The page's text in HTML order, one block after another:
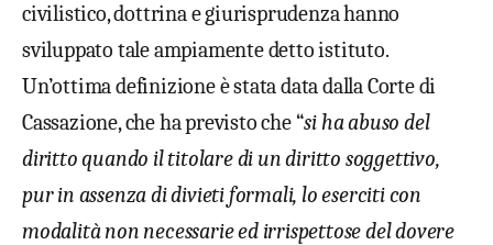
civilistico, dottrina e giurisprudenza hanno
sviluppato tale ampiamente detto istituto.
Un’ottima definizione è stata data dalla Corte di
Cassazione, che ha previsto che “si ha abuso del
diritto quando il titolare di un diritto soggettivo,
pur in assenza di divieti formali, lo eserciti con
modalità non necessarie ed irrispettose del dovere